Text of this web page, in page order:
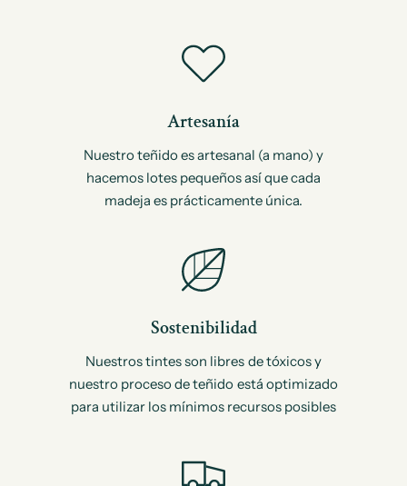
Artesanía
Nuestro teñido es artesanal (a mano) y
hacemos lotes pequeños así que cada
madeja es prácticamente única.
Sostenibilidad
Nuestros tintes son libres de tóxicos y
nuestro proceso de teñido está optimizado
para utilizar los mínimos recursos posibles